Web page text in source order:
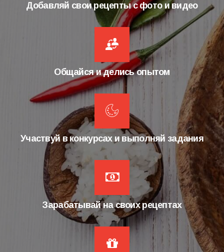
Добавляй свои рецепты с фото и видео
Общайся и делись опытом
Участвуй в конкурсах и выполняй задания
Зарабатывай на своих рецептах